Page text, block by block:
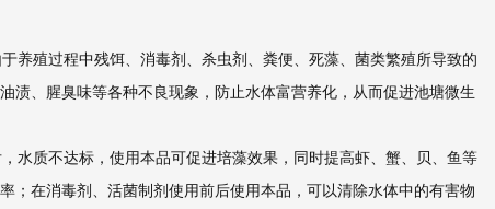
养殖过程中残饵、消毒剂、杀虫剂、粪便、死藻、菌类繁殖所导致的
渍、腥臭味等各种不良现象，防止水体富营养化，从而促进池塘微生
水质不达标，使用本品可促进培藻效果，同时提高虾、蟹、贝、鱼等
；在消毒剂、活菌制剂使用前后使用本品，可以清除水体中的有害物